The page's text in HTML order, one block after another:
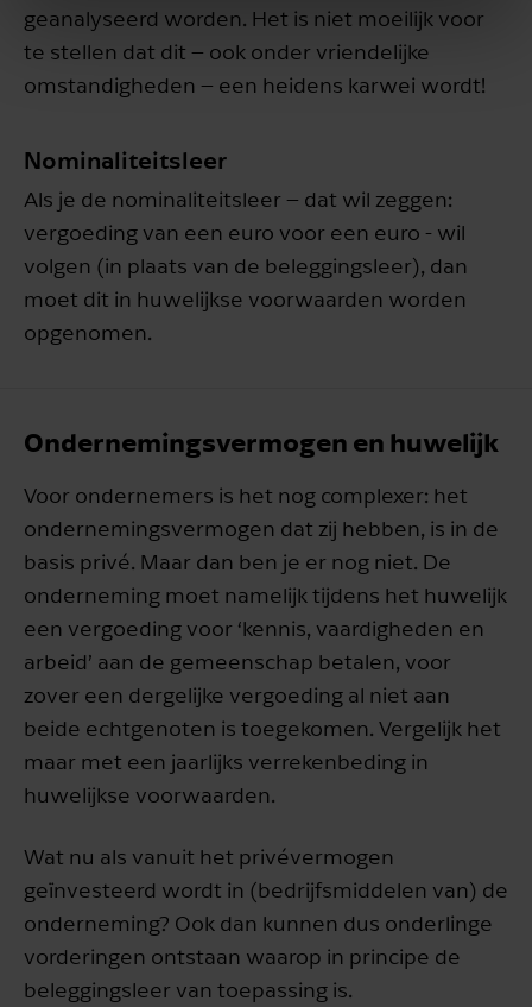
geanalyseerd worden. Het is niet moeilijk voor
te stellen dat dit – ook onder vriendelijke
omstandigheden – een heidens karwei wordt!
Nominaliteitsleer
Als je de nominaliteitsleer – dat wil zeggen:
vergoeding van een euro voor een euro - wil
volgen (in plaats van de beleggingsleer), dan
moet dit in huwelijkse voorwaarden worden
opgenomen.
Ondernemingsvermogen en huwelijk
Voor ondernemers is het nog complexer: het
ondernemingsvermogen dat zij hebben, is in de
basis privé. Maar dan ben je er nog niet. De
onderneming moet namelijk tijdens het huwelijk
een vergoeding voor ‘kennis, vaardigheden en
arbeid’ aan de gemeenschap betalen, voor
zover een dergelijke vergoeding al niet aan
beide echtgenoten is toegekomen. Vergelijk het
maar met een jaarlijks verrekenbeding in
huwelijkse voorwaarden.
Wat nu als vanuit het privévermogen
geïnvesteerd wordt in (bedrijfsmiddelen van) de
onderneming? Ook dan kunnen dus onderlinge
vorderingen ontstaan waarop in principe de
beleggingsleer van toepassing is.